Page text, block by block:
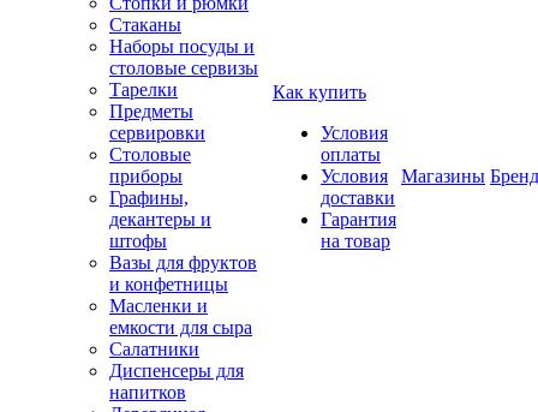
Стаканы
Наборы посуды и
столовые сервизы
Тарелки
Предметы
сервировки
Столовые
приборы
Графины,
декантеры и
штофы
Вазы для фруктов
и конфетницы
Масленки и
емкости для сыра
Салатники
Диспенсеры для
напитков
Как купить
Условия
оплаты
Условия
доставки
Гарантия
на товар
Магазины